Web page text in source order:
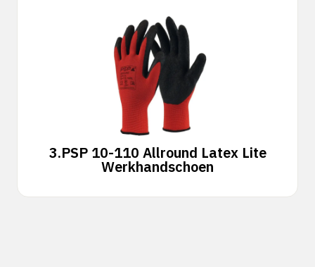
3.PSP 10-110 Allround Latex Lite
Werkhandschoen